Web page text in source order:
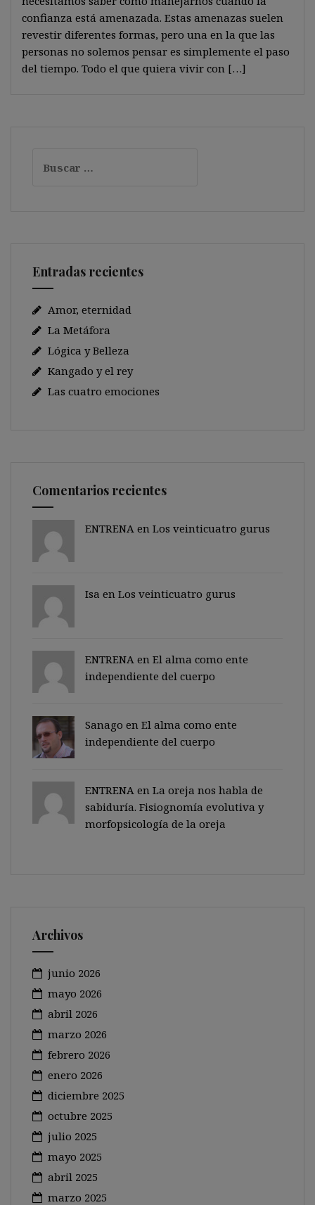
confianza está amenazada. Estas amenazas suelen
revestir diferentes formas, pero una en la que las
personas no solemos pensar es simplemente el paso
del tiempo. Todo el que quiera vivir con […]
Entradas recientes
Amor, eternidad
La Metáfora
Lógica y Belleza
Kangado y el rey
Las cuatro emociones
Comentarios recientes
ENTRENA en Los veinticuatro gurus
Isa en Los veinticuatro gurus
ENTRENA en El alma como ente
independiente del cuerpo
Sanago en El alma como ente
independiente del cuerpo
ENTRENA en La oreja nos habla de
sabiduría. Fisiognomía evolutiva y
morfopsicología de la oreja
Archivos
junio 2026
mayo 2026
abril 2026
marzo 2026
febrero 2026
enero 2026
diciembre 2025
octubre 2025
julio 2025
mayo 2025
abril 2025
marzo 2025